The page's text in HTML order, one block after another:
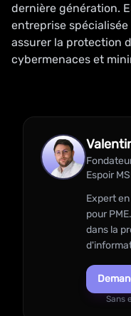
dernière génération.
entreprise
assurer la protection
cybermenaces et
Espoir
Expert
pour
dans la
Sans